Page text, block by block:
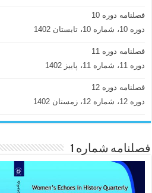
فصلنامه دوره 10
دوره 10، شماره 10، تابستان 1402
فصلنامه دوره 11
دوره 11، شماره 11، پاییز 1402
فصلنامه دوره 12
دوره 12، شماره 12، زمستان 1402
فصلنامه شماره 1